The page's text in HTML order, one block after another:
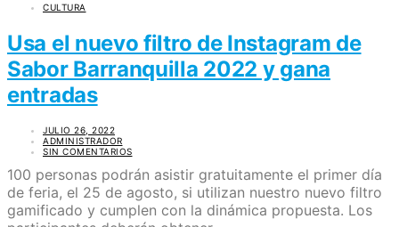
CULTURA
Usa el nuevo filtro de Instagram de
Sabor Barranquilla 2022 y gana
entradas
JULIO 26, 2022
ADMINISTRADOR
SIN COMENTARIOS
100 personas podrán asistir gratuitamente el primer día
de feria, el 25 de agosto, si utilizan nuestro nuevo filtro
gamificado y cumplen con la dinámica propuesta. Los